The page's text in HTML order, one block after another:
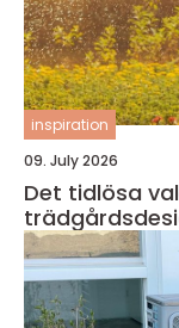
inspiration
09. July 2026
Det tidlösa